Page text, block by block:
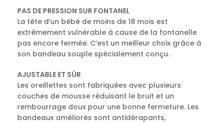
PAS DE PRESSION SUR FONTANEL
La tête d’un bébé de moins de 18 mois est
extrêmement vulnérable à cause de la fontanelle
pas encore fermée. C’est un meilleur choix grâce à
son bandeau souple spécialement conçu.
AJUSTABLE ET SÛR
Les oreillettes sont fabriquées avec plusieurs
couches de mousse réduisant le bruit et un
rembourrage doux pour une bonne fermeture. Les
bandeaux améliorés sont antidérapants,